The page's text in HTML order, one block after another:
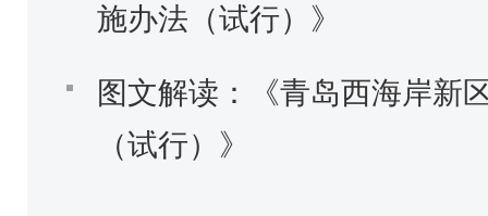
施办法（试行）》
图文解读：《青岛西海岸新
（试行）》